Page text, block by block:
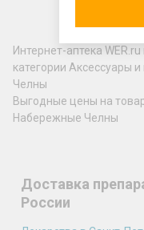
Интернет-аптека
категории Аксессуары
Челны
Выгодные цены на
Набережные Челны
Доставка
России